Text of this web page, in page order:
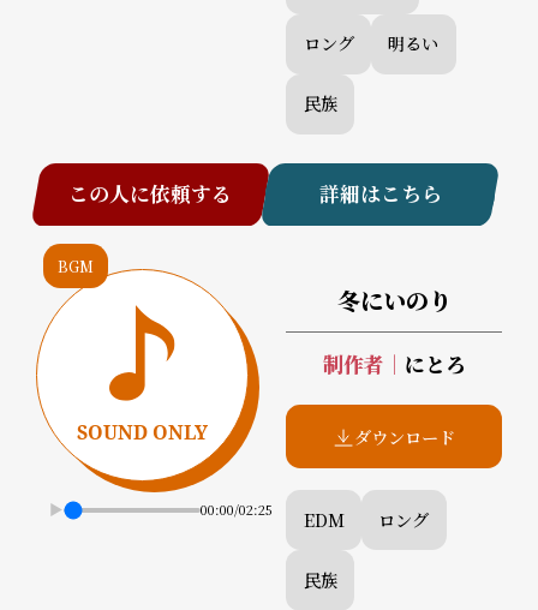
ロング 明るい
民族
この人に依頼する 詳細はこちら
BGM
00:00/02:25
冬にいのり
制作者 ｜ にとろ
ダウンロード
EDM ロング
民族